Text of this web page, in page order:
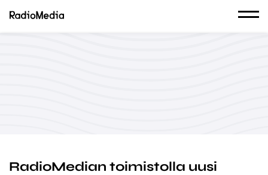
RadioMedian toimistolla uusi